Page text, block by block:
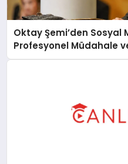
Oktay Şemi’den Sosyal
Profesyonel Müdahale